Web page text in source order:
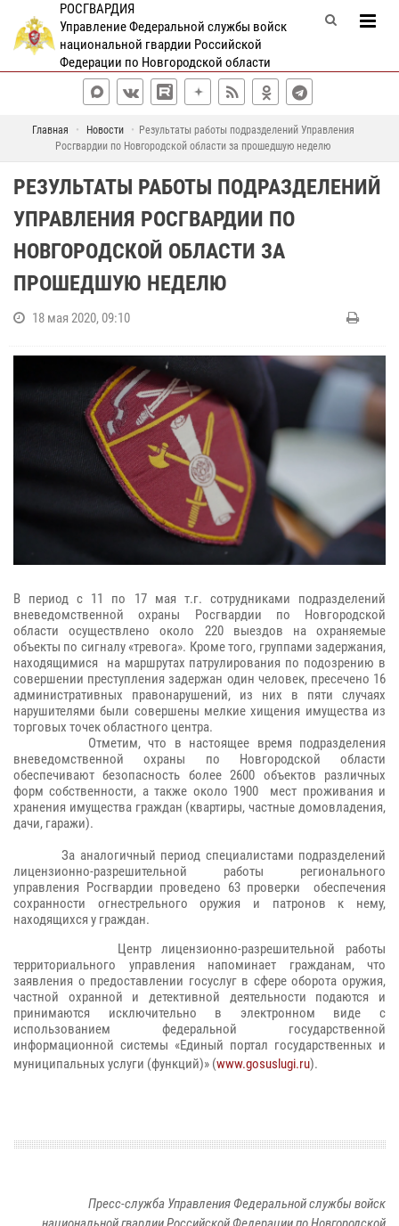
РОСГВАРДИЯ
Управление Федеральной службы войск
национальной гвардии Российской
Федерации по Новгородской области
Главная Новости
Результаты работы подразделений Управления
Росгвардии по Новгородской области за прошедшую неделю
РЕЗУЛЬТАТЫ РАБОТЫ ПОДРАЗДЕЛЕНИЙ
УПРАВЛЕНИЯ РОСГВАРДИИ ПО
НОВГОРОДСКОЙ ОБЛАСТИ ЗА
ПРОШЕДШУЮ НЕДЕЛЮ
18 мая 2020, 09:10
В период с 11 по 17 мая т.г. сотрудниками подразделений
вневедомственной охраны Росгвардии по Новгородской
области осуществлено около 220 выездов на охраняемые
объекты по сигналу «тревога». Кроме того, группами задержания,
находящимися на маршрутах патрулирования по подозрению в
совершении преступления задержан один человек, пресечено 16
административных правонарушений, из них в пяти случаях
нарушителями были совершены мелкие хищения имущества из
торговых точек областного центра.
Отметим, что в настоящее время подразделения
вневедомственной охраны по Новгородской области
обеспечивают безопасность более 2600 объектов различных
форм собственности, а также около 1900 мест проживания и
хранения имущества граждан (квартиры, частные домовладения,
дачи, гаражи).
За аналогичный период специалистами подразделений
лицензионно-разрешительной работы регионального
управления Росгвардии проведено 63 проверки обеспечения
сохранности огнестрельного оружия и патронов к нему,
находящихся у граждан.
Центр лицензионно-разрешительной работы
территориального управления напоминает гражданам, что
заявления о предоставлении госуслуг в сфере оборота оружия,
частной охранной и детективной деятельности подаются и
принимаются исключительно в электронном виде с
использованием федеральной государственной
информационной системы «Единый портал государственных и
муниципальных услуги (функций)» (www.gosuslugi.ru).
Пресс-служба Управления Федеральной службы войск